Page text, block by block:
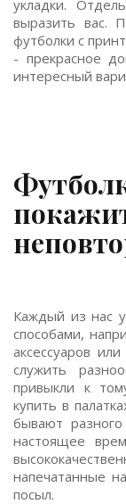
укладки.
выразить вас.
футболки с
- прекрасное
интересный
Каждый из нас
способами,
аксессуаров
служить
привыкли к
купить в
бывают
настоящее
напечатанные
посыл.